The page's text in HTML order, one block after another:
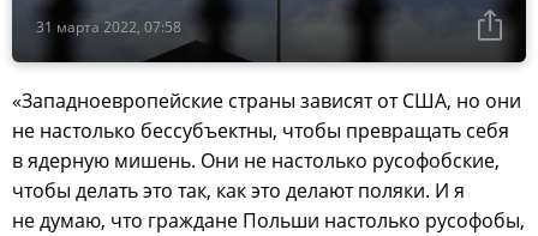
31 марта 2022, 07:58
«Западноевропейские страны зависят от США, но они
не настолько бессубъектны, чтобы превращать себя
в ядерную мишень. Они не настолько русофобские,
чтобы делать это так, как это делают поляки. И я
не думаю, что граждане Польши настолько русофобы,